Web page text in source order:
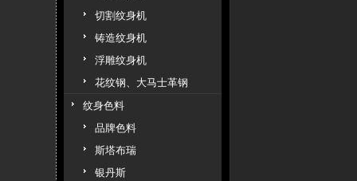
切割纹身机
铸造纹身机
浮雕纹身机
花纹钢、大马士革钢
纹身色料
品牌色料
斯塔布瑞
银丹斯